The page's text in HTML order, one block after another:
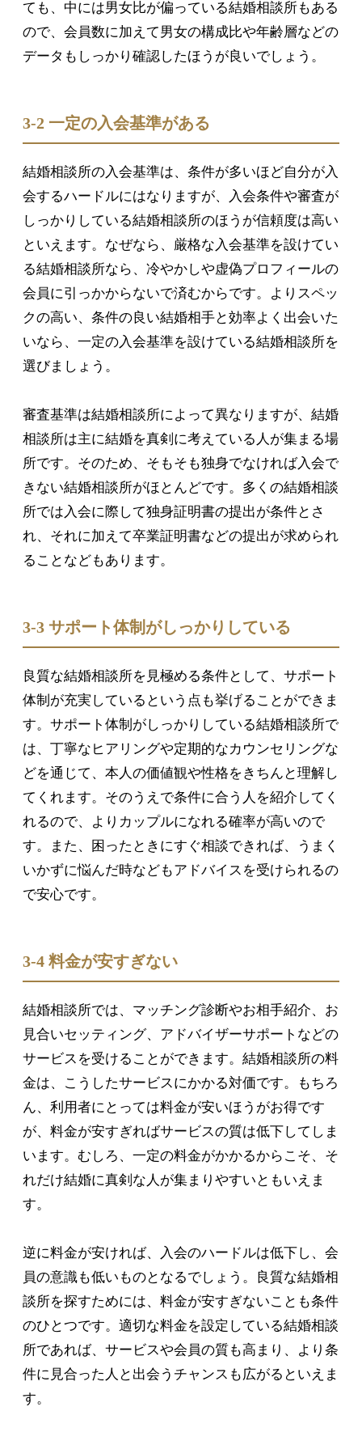
ても、中には男女比が偏っている結婚相談所もある
ので、会員数に加えて男女の構成比や年齢層などの
データもしっかり確認したほうが良いでしょう。
3-2 一定の入会基準がある
結婚相談所の入会基準は、条件が多いほど自分が入
会するハードルにはなりますが、入会条件や審査が
しっかりしている結婚相談所のほうが信頼度は高い
といえます。なぜなら、厳格な入会基準を設けてい
る結婚相談所なら、冷やかしや虚偽プロフィールの
会員に引っかからないで済むからです。よりスペッ
クの高い、条件の良い結婚相手と効率よく出会いた
いなら、一定の入会基準を設けている結婚相談所を
選びましょう。
審査基準は結婚相談所によって異なりますが、結婚
相談所は主に結婚を真剣に考えている人が集まる場
所です。そのため、そもそも独身でなければ入会で
きない結婚相談所がほとんどです。多くの結婚相談
所では入会に際して独身証明書の提出が条件とさ
れ、それに加えて卒業証明書などの提出が求められ
ることなどもあります。
3-3 サポート体制がしっかりしている
良質な結婚相談所を見極める条件として、サポート
体制が充実しているという点も挙げることができま
す。サポート体制がしっかりしている結婚相談所で
は、丁寧なヒアリングや定期的なカウンセリングな
どを通じて、本人の価値観や性格をきちんと理解し
てくれます。そのうえで条件に合う人を紹介してく
れるので、よりカップルになれる確率が高いので
す。また、困ったときにすぐ相談できれば、うまく
いかずに悩んだ時などもアドバイスを受けられるの
で安心です。
3-4 料金が安すぎない
結婚相談所では、マッチング診断やお相手紹介、お
見合いセッティング、アドバイザーサポートなどの
サービスを受けることができます。結婚相談所の料
金は、こうしたサービスにかかる対価です。もちろ
ん、利用者にとっては料金が安いほうがお得です
が、料金が安すぎればサービスの質は低下してしま
います。むしろ、一定の料金がかかるからこそ、そ
れだけ結婚に真剣な人が集まりやすいともいえま
す。
逆に料金が安ければ、入会のハードルは低下し、会
員の意識も低いものとなるでしょう。良質な結婚相
談所を探すためには、料金が安すぎないことも条件
のひとつです。適切な料金を設定している結婚相談
所であれば、サービスや会員の質も高まり、より条
件に見合った人と出会うチャンスも広がるといえま
す。